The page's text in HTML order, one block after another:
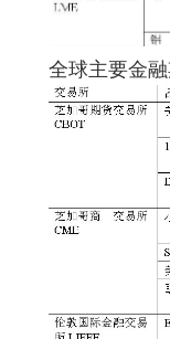
全球主要金